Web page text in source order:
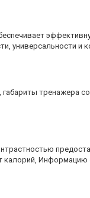
универсальности и
тренажера